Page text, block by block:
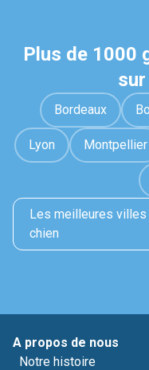
Plus de 1000
Bordeaux
Lyon Montpellier
Les meilleures
chien
A propos de nous
Notre histoire